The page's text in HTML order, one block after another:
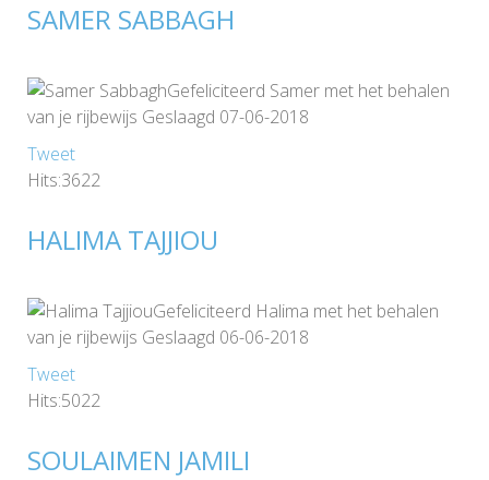
SAMER SABBAGH
Gefeliciteerd Samer met het behalen
van je rijbewijs Geslaagd 07-06-2018
Tweet
Hits:3622
HALIMA TAJJIOU
Gefeliciteerd Halima met het behalen
van je rijbewijs Geslaagd 06-06-2018
Tweet
Hits:5022
SOULAIMEN JAMILI